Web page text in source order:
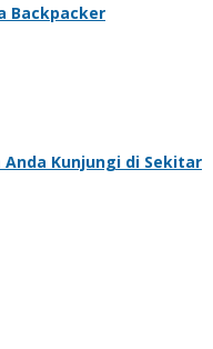
Backpacker
Kunjungi di Sekitar